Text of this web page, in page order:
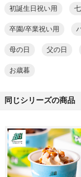
初誕生日祝い用
卒園/卒業祝い用
母の日 父の日
お歳暮
同じシリーズの商品